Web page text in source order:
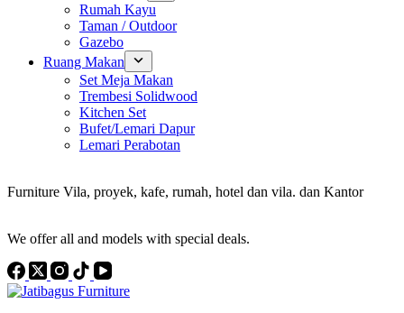
Rumah Kayu
Taman / Outdoor
Gazebo
Ruang Makan
Set Meja Makan
Trembesi Solidwood
Kitchen Set
Bufet/Lemari Dapur
Lemari Perabotan
Furniture Vila, proyek, kafe, rumah, hotel dan vila. dan Kantor
We offer all and models with special deals.